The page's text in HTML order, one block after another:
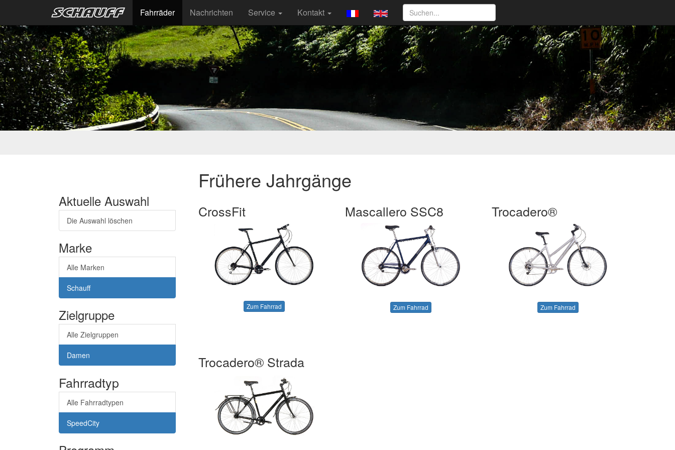
Fahrräder Nachrichten Service Kontakt
Frühere Jahrgänge
Aktuelle Auswahl
Die Auswahl löschen
Marke
Alle Marken
Schauff
Zielgruppe
Alle Zielgruppen
Damen
Fahrradtyp
Alle Fahrradtypen
SpeedCity
CrossFit
Zum Fahrrad
Mascallero SSC8
Zum Fahrrad
Trocadero®
Zum Fahrrad
Trocadero® Strada